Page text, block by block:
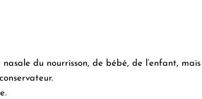
nasaledu nourrisson, de bébé, de l’enfant,
.